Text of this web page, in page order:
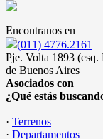
Encontranos en
(011) 4776.2161
Pje. Volta 1893
de Buenos Aires
Asociados con
¿Qué estás
· Terrenos
· Departamentos